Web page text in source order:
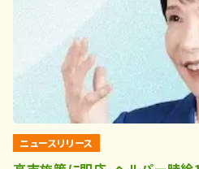
ニュースリリース